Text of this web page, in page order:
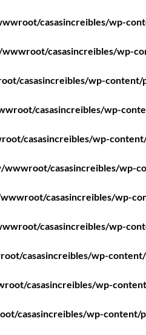
casasincreibles/wp-
casasincreibles/wp-
casasincreibles/wp-content/
casasincreibles/wp-
casasincreibles/wp-
casasincreibles/wp-
casasincreibles/wp-
casasincreibles/wp-
casasincreibles/wp-
casasincreibles/wp-
casasincreibles/wp-content/